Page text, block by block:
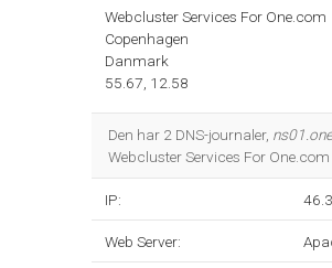
Webcluster Services For One.com
Copenhagen
Danmark
55.67, 12.58
Den har 2 DNS-journaler,
Webcluster Services For
IP:
Web Server: